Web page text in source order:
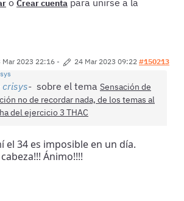
o Crear cuenta para unirse a la
Mar 2023 22:16 - 24 Mar 2023 09:22 #150213
crisys sobre el tema Sensación de
no de recordar nada, de los temas al
del ejercicio 3 THAC
el 34 es imposible en un día.
Ánimo!!!!